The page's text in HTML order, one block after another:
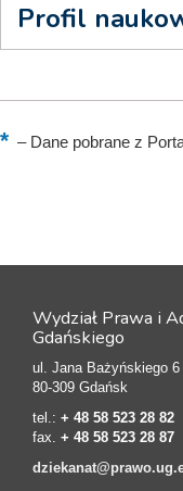
Profil
–Dane pobrane z
Wydział Prawa i
Gdańskiego
ul. Jana Bażyńskiego 6
80-309 Gdańsk
tel.: + 48 58 523 28 82
fax. + 48 58 523 28 87